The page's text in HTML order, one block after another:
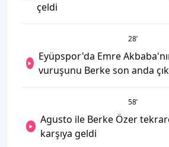
çeldi
28’
Eyüpspor'da Emre
vuruşunu Berke son anda
58’
Agusto ile Berke Özer
karşıya geldi